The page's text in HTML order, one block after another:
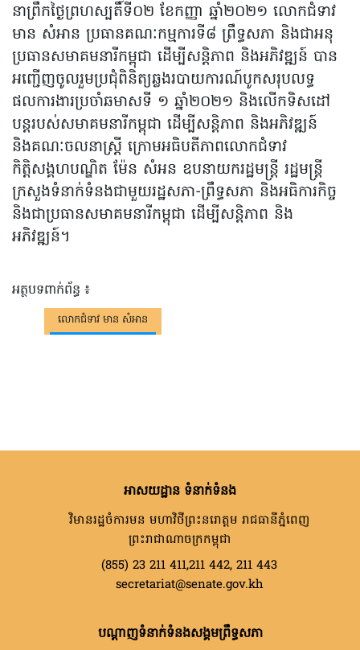
នាព្រឹកថ្ងៃព្រហស្បតិ៍ទី០២ ខែកញ្ញា ឆ្នាំ២០២១ លោកជំទាវ
មាន សំអាន ប្រធានគណៈកម្មការទី៨ ព្រឹទ្ធសភា និងជាអនុ
ប្រធានសមាគមនារីកម្ពុជា ដើម្បីសន្តិភាព និងអភិវឌ្ឍន៍ បាន
អញ្ជើញចូលរួមប្រជុំពិនិត្យឆ្លងរបាយការណ៍បូកសរុបលទ្ធ
ផលការងារប្រចាំឆមាសទី ១ ឆ្នាំ២០២១ និងលើកទិសដៅ
បន្តរបស់សមាគមនារីកម្ពុជា ដើម្បីសន្តិភាព និងអភិវឌ្ឍន៍
និងគណៈចលនាស្ត្រី ក្រោមអធិបតីភាពលោកជំទាវ
កិត្តិសង្គហបណ្ឌិត ម៉ែន សំអន ឧបនាយករដ្ឋមន្ត្រី រដ្ឋមន្ត្រី
ក្រសួងទំនាក់ទំនងជាមួយរដ្ឋសភា-ព្រឹទ្ធសភា និងអធិការកិច្ច
និងជាប្រធានសមាគមនារីកម្ពុជា ដើម្បីសន្តិភាព និង
អភិវឌ្ឍន៍។
អត្ថបទពាក់ព័ន្ធ ៖
លោកជំទាវ មាន សំអាន
អាសយដ្ឋាន ទំនាក់ទំនង
វិមានរដ្ឋចំការមន មហាវិថីព្រះនរោត្តម រាជធានីភ្នំពេញ
ព្រះរាជាណាចក្រកម្ពុជា
(855) 23 211 411,211 442, 211 443
secretariat@senate.gov.kh
បណ្តាញទំនាក់ទំនងសង្គមព្រឹទ្ធសភា